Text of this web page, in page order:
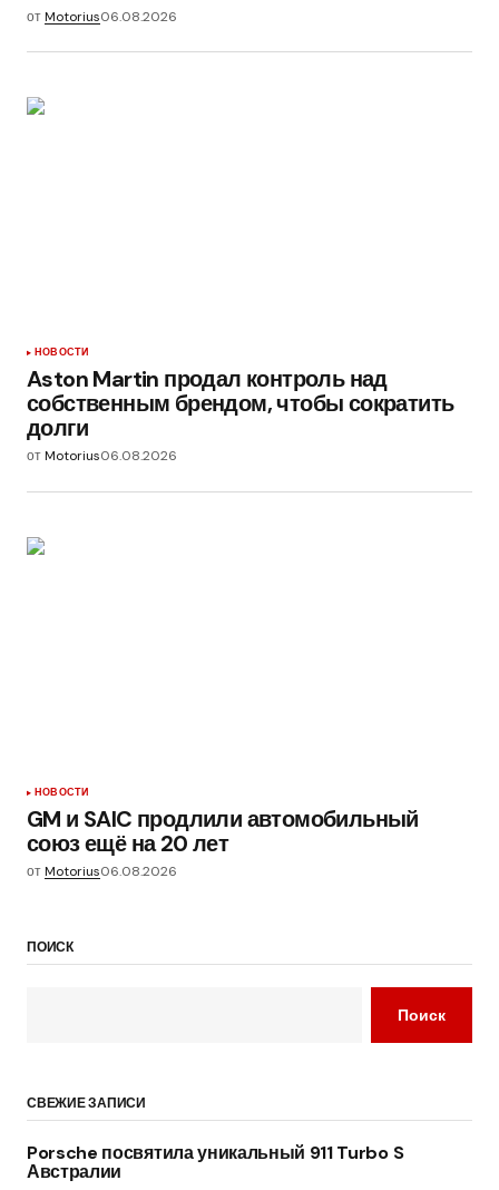
отMotorius06.08.2026
НОВОСТИ
Aston Martin продал контроль над
собственным брендом, чтобы сократить
долги
отMotorius06.08.2026
НОВОСТИ
GM и SAIC продлили автомобильный
союз ещё на 20 лет
отMotorius06.08.2026
ПОИСК
Поиск
СВЕЖИЕ ЗАПИСИ
Porsche посвятила уникальный 911 Turbo S
Австралии